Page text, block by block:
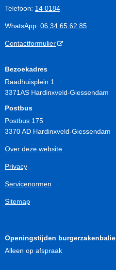
Telefoon: 14 0184
WhatsApp: 06 34 65 62 85
Contactformulier
Bezoekadres
Raadhuisplein 1
3371AS Hardinxveld-Giessendam
Postbus
Postbus 175
3370 AD Hardinxveld-Giessendam
Over deze website
Privacy
Servicenormen
Sitemap
Openingstijden burgerzakenbalie
Alleen op afspraak